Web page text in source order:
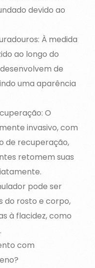
devido ao
À medida
ao longo do
de
uma aparência
O
invasivo, com
de recuperação,
retomem suas
pode ser
do rosto e corpo,
à flacidez, como
com